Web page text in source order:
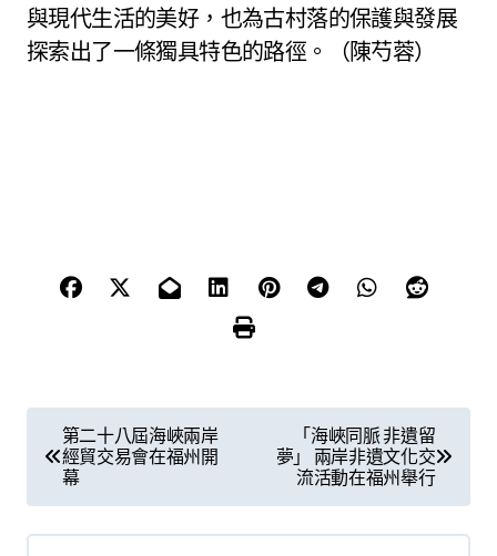
與現代生活的美好，也為古村落的保護與發展
探索出了一條獨具特色的路徑。（陳芍蓉）
章
導
第二十八屆海峽兩岸
經貿交易會在福州開
幕
「海峽同脈 非遺留
夢」 兩岸非遺文化交
流活動在福州舉行